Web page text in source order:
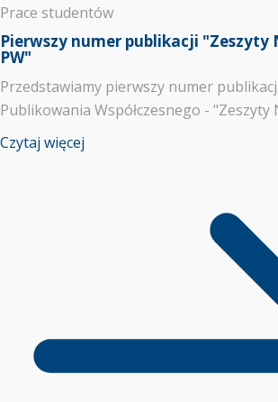
Prace studentów
Pierwszy numer publikacji "Zeszyty
PW"
Przedstawiamy pierwszy numer
Publikowania Współczesnego - "Zeszyty
Czytaj więcej